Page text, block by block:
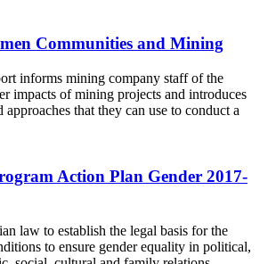
Communities and Mining
informs mining company staff of the
impacts of mining projects and introduces
approaches that they can use to conduct a
Action Plan Gender 2017-
law to establish the legal basis for the
to ensure gender equality in political,